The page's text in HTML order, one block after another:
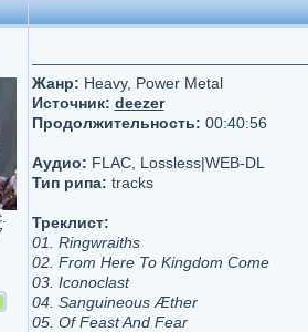
Жанр: Heavy, Power Metal
Источник: deezer
Продолжительность: 00:40:56
Аудио: FLAC, Lossless|WEB-DL
Тип рипа: tracks
Треклист:
01. Ringwraiths
02. From Here To Kingdom Come
03. Iconoclast
04. Sanguineous Æther
05. Of Feast And Fear